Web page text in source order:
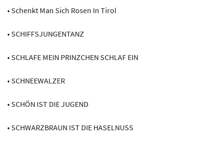
• Schenkt Man Sich Rosen In Tirol
• SCHIFFSJUNGENTANZ
• SCHLAFE MEIN PRINZCHEN SCHLAF EIN
• SCHNEEWALZER
• SCHÖN IST DIE JUGEND
• SCHWARZBRAUN IST DIE HASELNUSS